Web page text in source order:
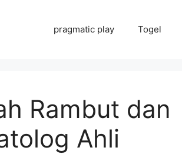
pragmatic play Togel
Rambut dan
Ahli